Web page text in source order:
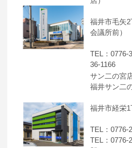
福井市毛矢
会議所前）
TEL：
36-1166
サン二の宮
福井サン二
福井市経栄1
TEL：
TEL：0776-